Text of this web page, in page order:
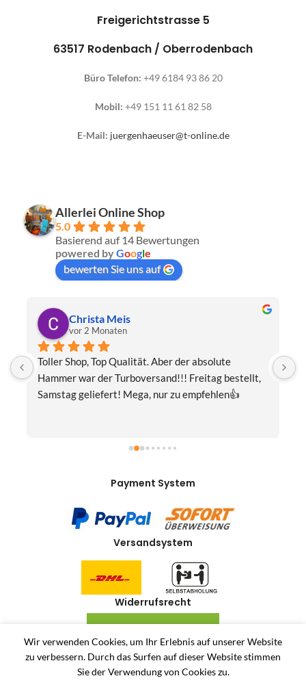
Freigerichtstrasse 5
63517 Rodenbach / Oberrodenbach
Büro Telefon: +49 6184 93 86 20
Mobil: +49 151 11 61 82 58
E-Mail: juergenhaeuser@t-online.de
Allerlei Online Shop
5.0
Basierend auf 14 Bewertungen
powered byGoogle
bewerten Sie uns auf
Christa Meis
vor 2 Monaten
Toller Shop, Top Qualität. Aber der absolute
Hammer war der Turboversand!!! Freitag bestellt,
Samstag geliefert! Mega, nur zu empfehlen👍
Payment System
Versandsystem
Widerrufsrecht
VERTRAG WIDERRUFEN
Allerlei-Online 2024Dienstleistungen Häuser. Antiquitäten und Second Hand
Produkte Online Shop.
Wir verwenden Cookies, um Ihr Erlebnis auf unserer Website
zu verbessern. Durch das Surfen auf dieser Website stimmen
Sie der Verwendung von Cookies zu.